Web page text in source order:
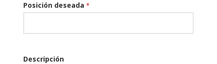
Posición deseada *
Descripción